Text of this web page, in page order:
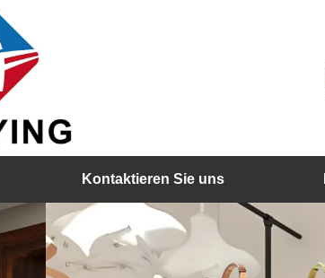
Kontaktieren Sie uns